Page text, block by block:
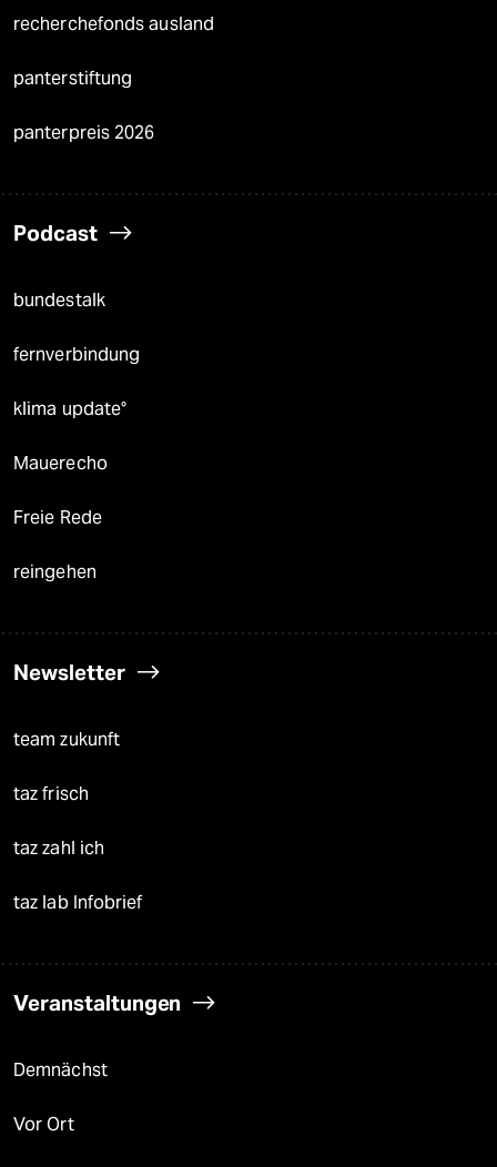
recherchefonds ausland
panterstiftung
panterpreis 2026
Podcast
bundestalk
fernverbindung
klima update°
Mauerecho
Freie Rede
reingehen
Newsletter
team zukunft
taz frisch
taz zahl ich
taz lab Infobrief
Veranstaltungen
Demnächst
Vor Ort